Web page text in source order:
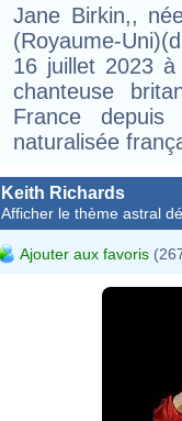
Jane Birkin,,
(Royaume-
16 juillet 2023
chanteuse
France
naturalisée
Keith Richards
Afficher le thème astral
Ajouter aux favoris